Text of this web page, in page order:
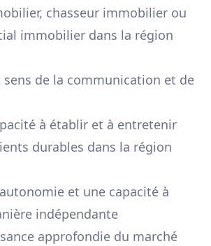
chasseur immobilier ou
immobilier dans la région
sens de la communication et de
à établir et à entretenir
durables dans la région
et une capacité à
indépendante
approfondie du marché